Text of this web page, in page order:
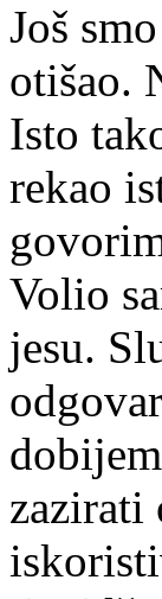
Još
otišao.
Isto
rekao
Volio
jesu.
zazirati